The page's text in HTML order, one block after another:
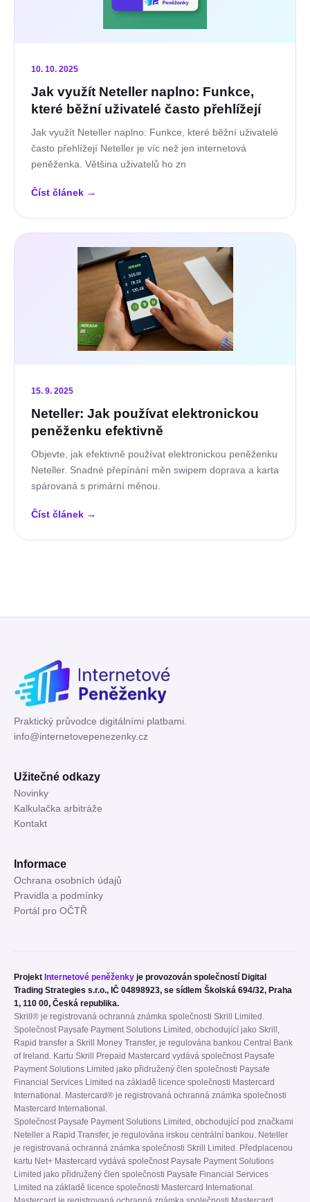
10. 10. 2025
Jak využít Neteller naplno: Funkce,
které běžní uživatelé často přehlížejí
Jak využít Neteller naplno: Funkce, které běžní uživatelé
často přehlížejí Neteller je víc než jen internetová
peněženka. Většina uživatelů ho zn
Číst článek →
15. 9. 2025
Neteller: Jak používat elektronickou
peněženku efektivně
Objevte, jak efektivně používat elektronickou peněženku
Neteller. Snadné přepínání měn swipem doprava a karta
spárovaná s primární měnou.
Číst článek →
Praktický průvodce digitálními platbami.
info@internetovepenezenky.cz
Užitečné odkazy
Novinky
Kalkulačka arbitráže
Kontakt
Informace
Ochrana osobních údajů
Pravidla a podmínky
Portál pro OČTŘ
Projekt Internetové peněženky je provozován společností Digital
Trading Strategies s.r.o., IČ 04898923, se sídlem Školská 694/32, Praha
1, 110 00, Česká republika.
Skrill® je registrovaná ochranná známka společnosti Skrill Limited.
Společnost Paysafe Payment Solutions Limited, obchodující jako Skrill,
Rapid transfer a Skrill Money Transfer, je regulována bankou Central Bank
of Ireland. Kartu Skrill Prepaid Mastercard vydává společnost Paysafe
Payment Solutions Limited jako přidružený člen společnosti Paysafe
Financial Services Limited na základě licence společnosti Mastercard
International. Mastercard® je registrovaná ochranná známka společnosti
Mastercard International.
Společnost Paysafe Payment Solutions Limited, obchodující pod značkami
Neteller a Rapid Transfer, je regulována irskou centrální bankou. Neteller
je registrovaná ochranná známka společnosti Skrill Limited. Předplacenou
kartu Net+ Mastercard vydává společnost Paysafe Payment Solutions
Limited jako přidružený člen společnosti Paysafe Financial Services
Limited na základě licence společnosti Mastercard International.